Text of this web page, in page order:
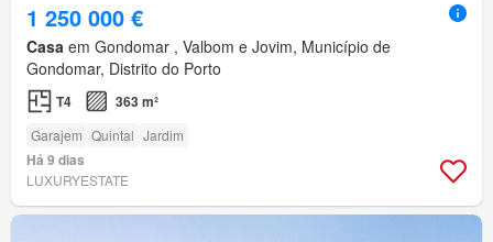
1 250 000 €
Casa em Gondomar , Valbom e Jovim, Município de
Gondomar, Distrito do Porto
T4 363 m²
Garajem Quintal Jardim
Há 9 dias
LUXURYESTATE